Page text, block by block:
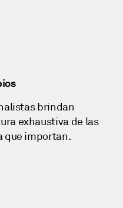
brindan
exhaustiva de las
que importan.